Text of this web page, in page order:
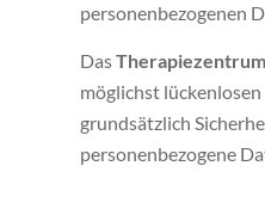
personenbezogenen
Das
möglichst
grundsätzlich
personenbezogene